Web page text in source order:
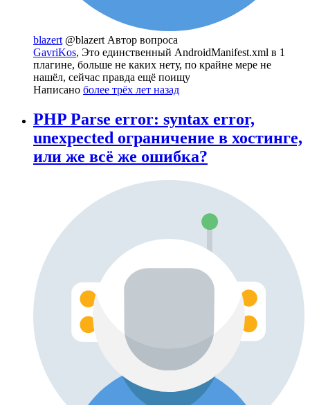
blazert @blazert Автор вопроса
GavriKos, Это единственный AndroidManifest.xml в 1
плагине, больше не каких нету, по крайне мере не
нашёл, сейчас правда ещё поищу
Написано более трёх лет назад
PHP Parse error: syntax error,
unexpected ограничение в хостинге,
или же всё же ошибка?